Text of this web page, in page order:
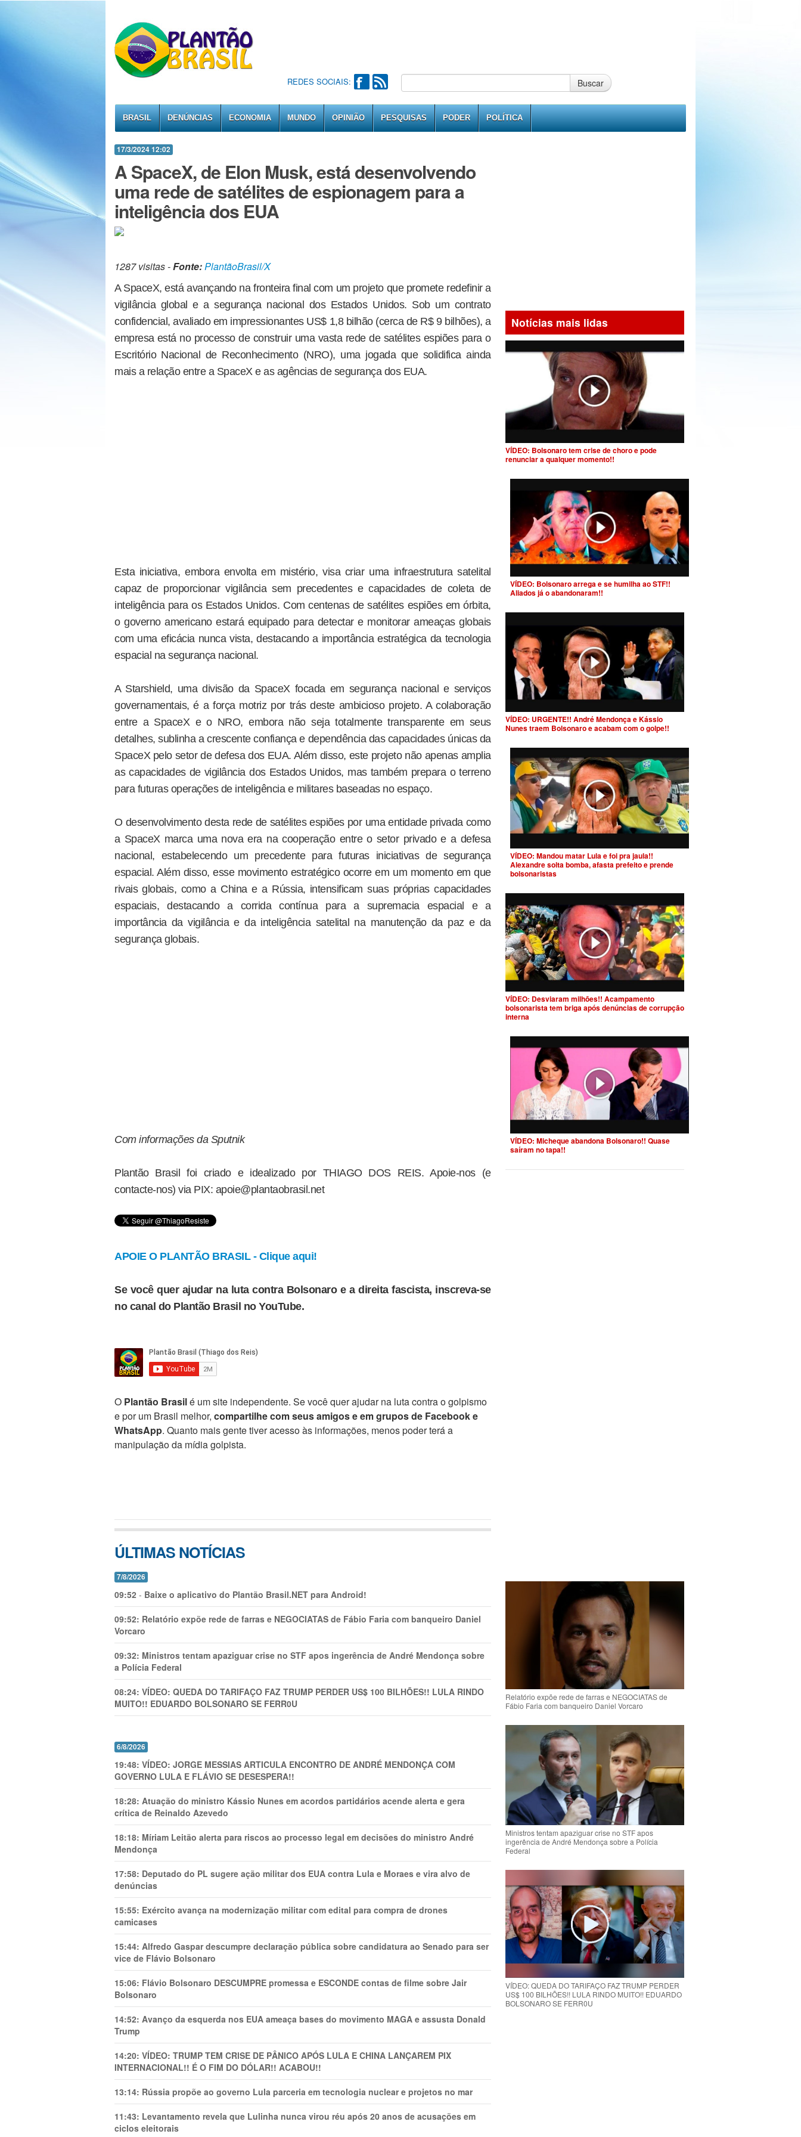
REDES SOCIAIS: Buscar
BRASIL DENÚNCIAS ECONOMIA MUNDO OPINIÃO PESQUISAS PODER POLÍTICA
17/3/2024 12:02
A SpaceX, de Elon Musk, está desenvolvendo
uma rede de satélites de espionagem para a
inteligência dos EUA
1287 visitas -Fonte:PlantãoBrasil/X
A SpaceX, está avançando na fronteira final com um projeto que promete redefinir a
vigilância global e a segurança nacional dos Estados Unidos. Sob um contrato
confidencial, avaliado em impressionantes US$ 1,8 bilhão (cerca de R$ 9 bilhões), a
empresa está no processo de construir uma vasta rede de satélites espiões para o
Escritório Nacional de Reconhecimento (NRO), uma jogada que solidifica ainda
mais a relação entre a SpaceX e as agências de segurança dos EUA.
Esta iniciativa, embora envolta em mistério, visa criar uma infraestrutura satelital
capaz de proporcionar vigilância sem precedentes e capacidades de coleta de
inteligência para os Estados Unidos. Com centenas de satélites espiões em órbita,
o governo americano estará equipado para detectar e monitorar ameaças globais
com uma eficácia nunca vista, destacando a importância estratégica da tecnologia
espacial na segurança nacional.
A Starshield, uma divisão da SpaceX focada em segurança nacional e serviços
governamentais, é a força motriz por trás deste ambicioso projeto. A colaboração
entre a SpaceX e o NRO, embora não seja totalmente transparente em seus
detalhes, sublinha a crescente confiança e dependência das capacidades únicas da
SpaceX pelo setor de defesa dos EUA. Além disso, este projeto não apenas amplia
as capacidades de vigilância dos Estados Unidos, mas também prepara o terreno
para futuras operações de inteligência e militares baseadas no espaço.
O desenvolvimento desta rede de satélites espiões por uma entidade privada como
a SpaceX marca uma nova era na cooperação entre o setor privado e a defesa
nacional, estabelecendo um precedente para futuras iniciativas de segurança
espacial. Além disso, esse movimento estratégico ocorre em um momento em que
rivais globais, como a China e a Rússia, intensificam suas próprias capacidades
espaciais, destacando a corrida contínua para a supremacia espacial e a
importância da vigilância e da inteligência satelital na manutenção da paz e da
segurança globais.
Com informações da Sputnik
Plantão Brasil foi criado e idealizado por THIAGO DOS REIS. Apoie-nos (e
contacte-nos) via PIX: apoie@plantaobrasil.net
APOIE O PLANTÃO BRASIL - Clique aqui!
Se você quer ajudar na luta contra Bolsonaro e a direita fascista, inscreva-se
no canal do Plantão Brasil no YouTube.
O Plantão Brasilé um site independente. Se você quer ajudar na luta contra o golpismo
e por um Brasil melhor, compartilhe com seus amigos e em grupos de Facebook e
WhatsApp. Quanto mais gente tiver acesso às informações, menos poder terá a
manipulação da mídia golpista.
ÚLTIMAS NOTÍCIAS
7/8/2026
09:52 - Baixe o aplicativo do Plantão Brasil.NET para Android!
09:52: Relatório expõe rede de farras e NEGOCIATAS de Fábio Faria com banqueiro Daniel
Vorcaro
09:32: Ministros tentam apaziguar crise no STF apos ingerência de André Mendonça sobre
a Polícia Federal
08:24: VÍDEO: QUEDA DO TARIFAÇO FAZ TRUMP PERDER US$ 100 BILHÕES!! LULA RINDO
MUITO!! EDUARDO BOLSONARO SE FERR0U
6/8/2026
19:48: VÍDEO: JORGE MESSIAS ARTICULA ENCONTRO DE ANDRÉ MENDONÇA COM
GOVERNO LULA E FLÁVIO SE DESESPERA!!
18:28: Atuação do ministro Kássio Nunes em acordos partidários acende alerta e gera
crítica de Reinaldo Azevedo
18:18: Míriam Leitão alerta para riscos ao processo legal em decisões do ministro André
Mendonça
17:58: Deputado do PL sugere ação militar dos EUA contra Lula e Moraes e vira alvo de
denúncias
15:55: Exército avança na modernização militar com edital para compra de drones
camicases
15:44: Alfredo Gaspar descumpre declaração pública sobre candidatura ao Senado para ser
vice de Flávio Bolsonaro
15:06: Flávio Bolsonaro DESCUMPRE promessa e ESCONDE contas de filme sobre Jair
Bolsonaro
14:52: Avanço da esquerda nos EUA ameaça bases do movimento MAGA e assusta Donald
Trump
14:20: VÍDEO: TRUMP TEM CRlSE DE PÂNlCO APÓS LULA E CHINA LANÇAREM PIX
INTERNACIONAL!! É O FIM DO DÓLAR!! ACABOU!!
13:14: Rússia propõe ao governo Lula parceria em tecnologia nuclear e projetos no mar
11:43: Levantamento revela que Lulinha nunca virou réu após 20 anos de acusações em
ciclos eleitorais
Notícias mais lidas
VÍDEO: Bolsonaro tem crise de choro e pode
renunciar a qualquer momento!!
VÍDEO: Bolsonaro arrega e se humilha ao STF!!
Aliados já o abandonaram!!
VÍDEO: URGENTE!! André Mendonça e Kássio
Nunes traem Bolsonaro e acabam com o golpe!!
VÍDEO: Mandou matar Lula e foi pra jaula!!
Alexandre solta bomba, afasta prefeito e prende
bolsonaristas
VÍDEO: Desviaram milhões!! Acampamento
bolsonarista tem briga após denúncias de corrupção
interna
VÍDEO: Micheque abandona Bolsonaro!! Quase
saíram no tapa!!
Relatório expõe rede de farras e NEGOCIATAS de
Fábio Faria com banqueiro Daniel Vorcaro
Ministros tentam apaziguar crise no STF apos
ingerência de André Mendonça sobre a Polícia
Federal
VÍDEO: QUEDA DO TARIFAÇO FAZ TRUMP PERDER
US$ 100 BILHÕES!! LULA RINDO MUITO!! EDUARDO
BOLSONARO SE FERR0U